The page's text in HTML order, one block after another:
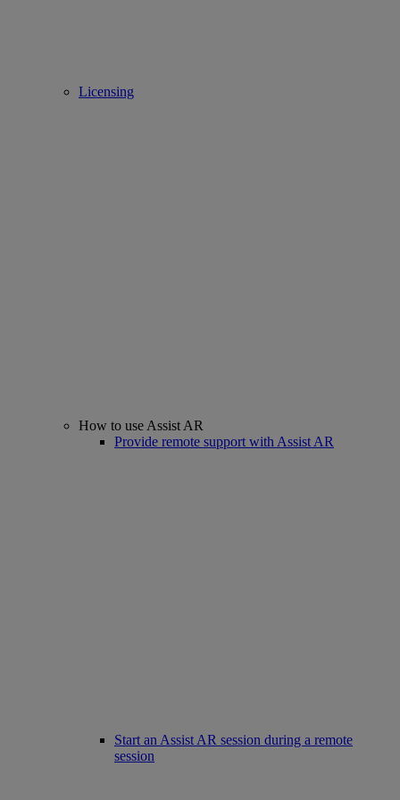
Licensing
How to use Assist AR
Provide remote support with Assist AR
Start an Assist AR session during a remote
session